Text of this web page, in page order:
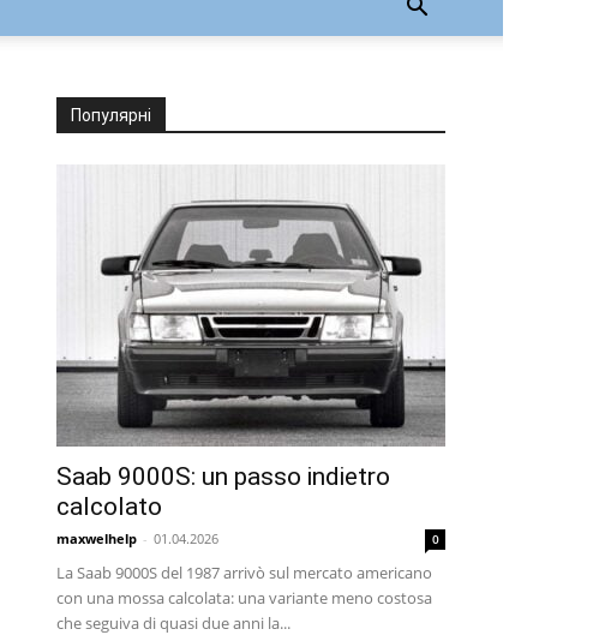
Популярні
Saab 9000S: un passo indietro
calcolato
maxwelhelp - 01.04.2026 0
La Saab 9000S del 1987 arrivò sul mercato americano
con una mossa calcolata: una variante meno costosa
che seguiva di quasi due anni la...